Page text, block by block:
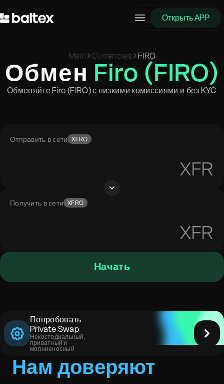
Открыть APP
Main Currencies FIRO
Обмен Firo (FIRO)
Обменяйте Firo (FIRO) с низкими комиссиями и без KYC
Отправить в сети XFRO
XFR
Получить в сети XFRO
XFR
Начать
Попробовать
Private Swap
Некостодиальный,
приватный и
молниеносный
Нам доверяют